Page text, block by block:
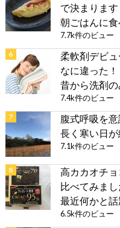
で決まります
朝ごはんに
7.7k件のビュー
柔軟剤デビ
なに違った！
昔から洗剤
7.4k件のビュー
腹式呼吸を
長く寒い日
7.1k件のビュー
高カカオチ
比べてみまし
最近何かと
6.5k件のビュー